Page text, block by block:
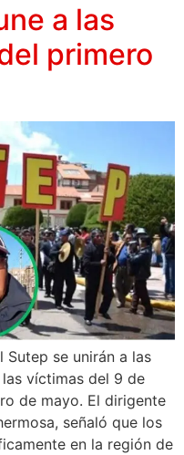
a las
primero
se unirán a las
víctimas del 9 de
de mayo. El dirigente
señaló que los
en la región de